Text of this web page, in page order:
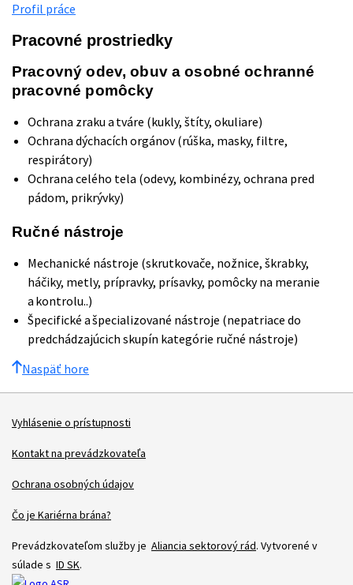
Profil práce
Pracovné prostriedky
Pracovný odev, obuv a osobné ochranné
pracovné pomôcky
Ochrana zraku a tváre (kukly, štíty, okuliare)
Ochrana dýchacích orgánov (rúška, masky, filtre,
respirátory)
Ochrana celého tela (odevy, kombinézy, ochrana pred
pádom, prikrývky)
Ručné nástroje
Mechanické nástroje (skrutkovače, nožnice, škrabky,
háčiky, metly, prípravky, prísavky, pomôcky na meranie
a kontrolu..)
Špecifické a špecializované nástroje (nepatriace do
predchádzajúcich skupín kategórie ručné nástroje)
Naspäť hore
Vyhlásenie o prístupnosti
Kontakt na prevádzkovateľa
Ochrana osobných údajov
Čo je Kariérna brána?
Prevádzkovateľom služby je Aliancia sektorový rád. Vytvorené v
súlade s ID SK.